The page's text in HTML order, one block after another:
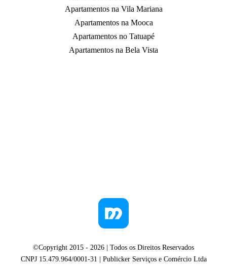
Apartamentos na Vila Mariana
Apartamentos na Mooca
Apartamentos no Tatuapé
Apartamentos na Bela Vista
©Copyright 2015 - 2026 | Todos os Direitos Reservados
CNPJ 15.479.964/0001-31 | Publicker Serviços e Comércio Ltda